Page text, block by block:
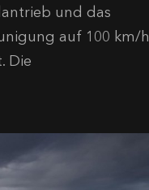
und das
auf 100 km/h
Die